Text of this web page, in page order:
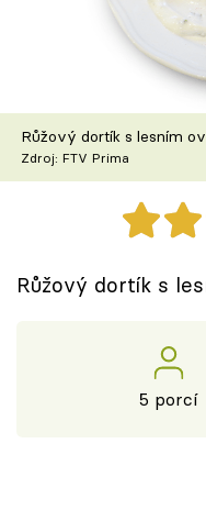
Škola vaření
Recepty z TV
Speciál: Cuketa
Těhotnej kuchař
Sledujte prima+
Růžový dortík s lesním
Zdroj: FTV Prima
Růžový dortík s
5 porcí